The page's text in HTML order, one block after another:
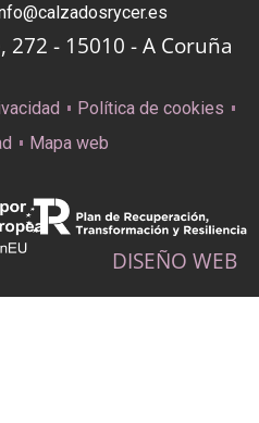
- 15010 - A Coruña
Política de cookies
Mapa web
DISEÑO WEB